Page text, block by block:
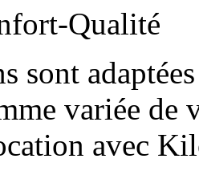
Qualité
sont
variée
avec